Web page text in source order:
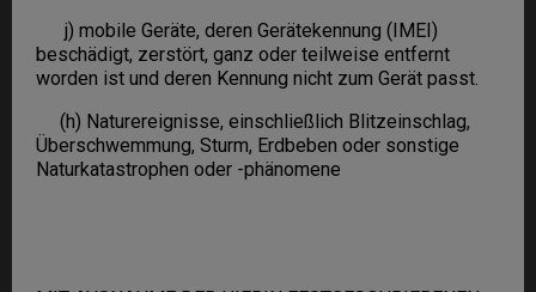
j) mobile Geräte, deren Gerätekennung (IMEI)
beschädigt, zerstört, ganz oder teilweise entfernt
worden ist und deren Kennung nicht zum Gerät passt.
(h) Naturereignisse, einschließlich Blitzeinschlag,
Überschwemmung, Sturm, Erdbeben oder sonstige
Naturkatastrophen oder -phänomene